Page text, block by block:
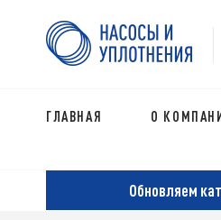
ГЛАВНАЯ О
Обновляем